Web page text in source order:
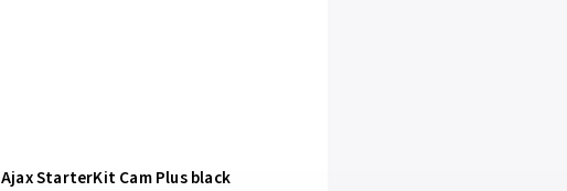
Ajax StarterKit Cam Plus black